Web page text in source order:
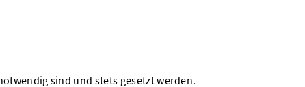
sind und stets gesetzt werden.